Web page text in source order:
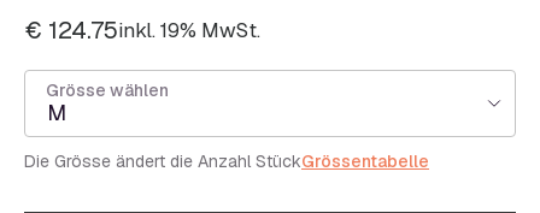
€ 124.75inkl. 19% MwSt.
Grösse wählen
M
Die Grösse ändert die Anzahl StückGrössentabelle